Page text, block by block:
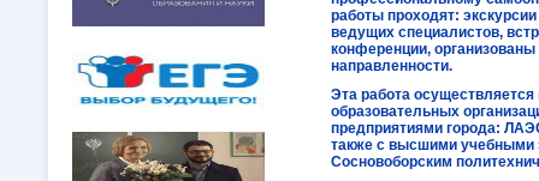
работы проходят:
ведущих специалистов,
конференции,
направленности.
Эта работа
образовательных
предприятиями города:
также с высшими учебными
Сосновоборским